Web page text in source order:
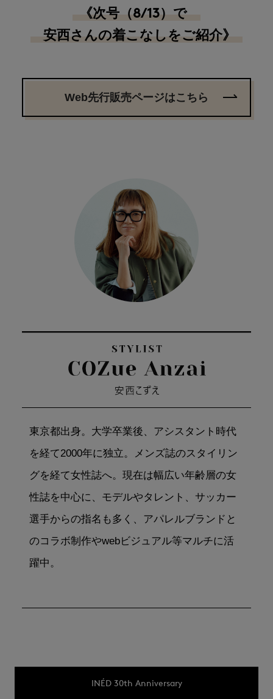
《次号（8/13）で
安西さんの着こなしをご紹介》
Web先行販売ページはこちら
Web先行販売ページはこちら
東京都出身。大学卒業後、アシスタント時代
を経て2000年に独立。メンズ誌のスタイリン
グを経て女性誌へ。現在は幅広い年齢層の女
性誌を中心に、モデルやタレント、サッカー
選手からの指名も多く、アパレルブランドと
のコラボ制作やwebビジュアル等マルチに活
躍中。
INÉD 30th Anniversary